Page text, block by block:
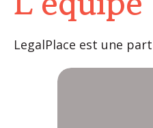
LegalPlace est une